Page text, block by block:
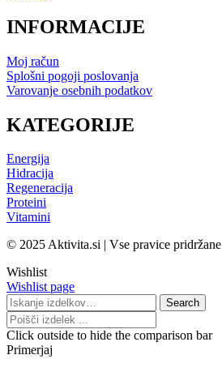
INFORMACIJE
Moj račun
Splošni pogoji poslovanja
Varovanje osebnih podatkov
KATEGORIJE
Energija
Hidracija
Regeneracija
Proteini
Vitamini
© 2025 Aktivita.si | Vse pravice pridržane
Wishlist
Wishlist page
Search
for:
Search
Click outside to hide the comparison bar
Primerjaj